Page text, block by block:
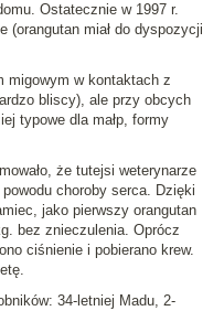
Ostatecznie w 1997 r.
(orangutan miał do dyspozycji
migowym w kontaktach z
bliscy), ale przy obcych
typowe dla małp, formy
że tutejsi weterynarze
choroby serca. Dzięki
jako pierwszy orangutan
bez znieczulenia. Oprócz
ciśnienie i pobierano krew.
34-letniej Madu, 2-